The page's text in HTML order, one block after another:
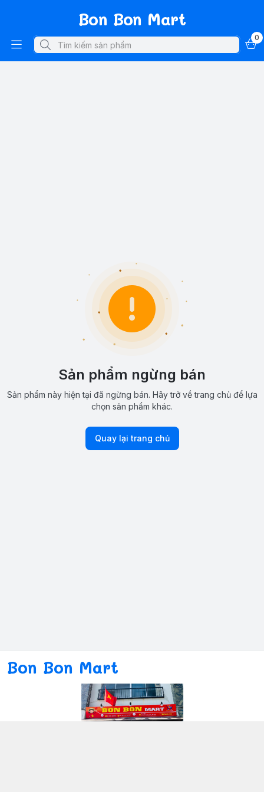
Bon Bon Mart
0
Sản phẩm ngừng bán
Sản phẩm này hiện tại đã ngừng bán. Hãy trở về trang chủ để lựa
chọn sản phẩm khác.
Quay lại trang chủ
Bon Bon Mart